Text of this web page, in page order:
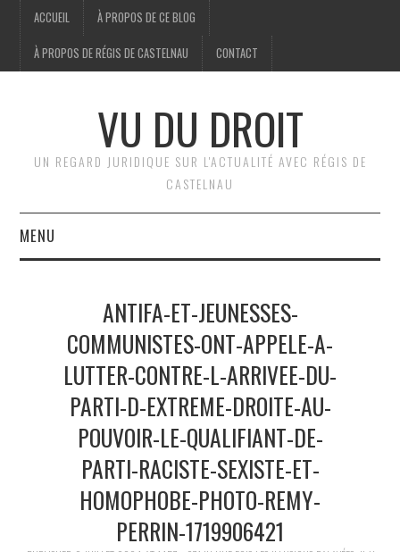
ACCUEIL À PROPOS DE CE BLOG
À PROPOS DE RÉGIS DE CASTELNAU CONTACT
VU DU DROIT
UN REGARD JURIDIQUE SUR L'ACTUALITÉ AVEC RÉGIS DE
CASTELNAU
MENU
JURIDIQUE
POLITIQUE
HISTOIRE
CULTURE
ANTIFA-ET-JEUNESSES-
COMMUNISTES-ONT-APPELE-A-
LUTTER-CONTRE-L-ARRIVEE-DU-
PARTI-D-EXTREME-DROITE-AU-
POUVOIR-LE-QUALIFIANT-DE-
PARTI-RACISTE-SEXISTE-ET-
HOMOPHOBE-PHOTO-REMY-
PERRIN-1719906421